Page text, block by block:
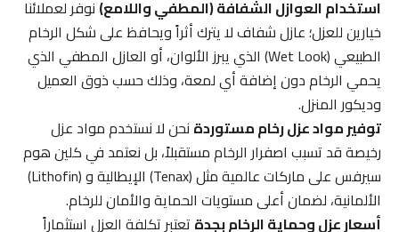
استخدام العوازل الشفافة (المطفي واللامع)نوفر لعملائنا
خيارين للعزل؛ عازل شفاف لا يترك أثراً ويحافظ على شكل الرخام
الطبيعي (Wet Look) الذي يبرز الألوان، أو العازل المطفي الذي
يحمي الرخام دون إضافة أي لمعة، وذلك حسب ذوق العميل
وديكور المنزل.
توفير مواد عزل رخام مستوردةنحن لا نستخدم مواد عزل
رخيصة قد تسبب اصفرار الرخام مستقبلاً، بل نعتمد في كلين هوم
سيرفس على ماركات عالمية مثل (Tenax) الإيطالية و (Lithofin)
الألمانية، لضمان أعلى مستويات الحماية والأمان للرخام.
أسعار عزل وحماية الرخام بجدةتعتبر تكلفة العزل استثماراً